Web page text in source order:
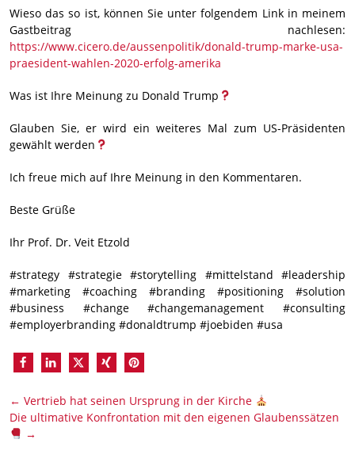
Wieso das so ist, können Sie unter folgendem Link in meinem
Gastbeitrag nachlesen:
https://www.cicero.de/aussenpolitik/donald-trump-marke-usa-
praesident-wahlen-2020-erfolg-amerika
Was ist Ihre Meinung zu Donald Trump
Glauben Sie, er wird ein weiteres Mal zum US-Präsidenten
gewählt werden
Ich freue mich auf Ihre Meinung in den Kommentaren.
Beste Grüße
Ihr Prof. Dr. Veit Etzold
#strategy #strategie #storytelling #mittelstand #leadership
#marketing #coaching #branding #positioning #solution
#business #change #changemanagement #consulting
#employerbranding #donaldtrump #joebiden #usa
← Vertrieb hat seinen Ursprung in der Kirche
Die ultimative Konfrontation mit den eigenen Glaubenssätzen
→